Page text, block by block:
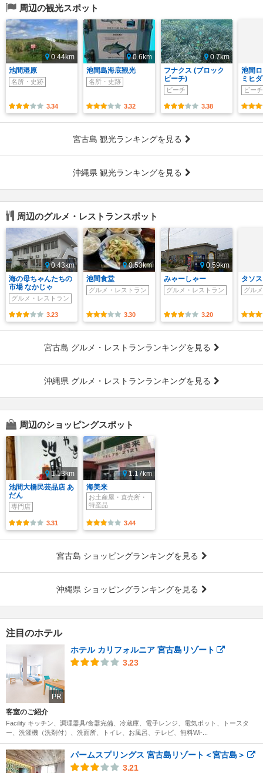
周辺の観光スポット
0.44km
池間湿原
名所・史跡
3.34
0.6km
池間島海底観光
名所・史跡
3.32
0.7km
フナクス (ブロック
ビーチ)
ビーチ
3.38
池間
ミヒ
ビーチ
宮古島 観光ランキングを見る
沖縄県 観光ランキングを見る
周辺のグルメ・レストランスポット
0.43km
海の母ちゃんたちの
市場 なかじゃ
グルメ・レストラン
3.23
0.53km
池間食堂
グルメ・レストラン
3.30
0.59km
みゃーしゃー
グルメ・レストラン
3.20
タソス
グル
宮古島 グルメ・レストランランキングを見る
沖縄県 グルメ・レストランランキングを見る
周辺のショッピングスポット
1.13km
池間大橋民芸品店 あ
だん
専門店
3.31
1.17km
海美来
お土産屋・直売所・
特産品
3.44
宮古島 ショッピングランキングを見る
沖縄県 ショッピングランキングを見る
注目のホテル
PR
ホテル カリフォルニア 宮古島リゾート
3.23
客室のご紹介
Facility キッチン、調理器具/食器完備、冷蔵庫、電子レンジ、電気ポット、トースタ
ー、洗濯機（洗剤付）、洗面所、トイレ、お風呂、テレビ、無料Wi-...
パームスプリングス 宮古島リゾート＜宮古島＞
3.21